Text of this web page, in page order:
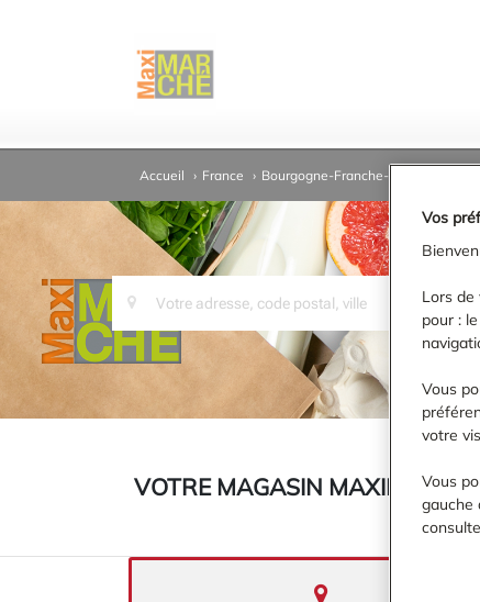
Accueil › France › Bourgogne-Franche-Comté
VOTRE MAGASIN
Vos
Lors de
pour :
Vous
votre
Vous
gauche